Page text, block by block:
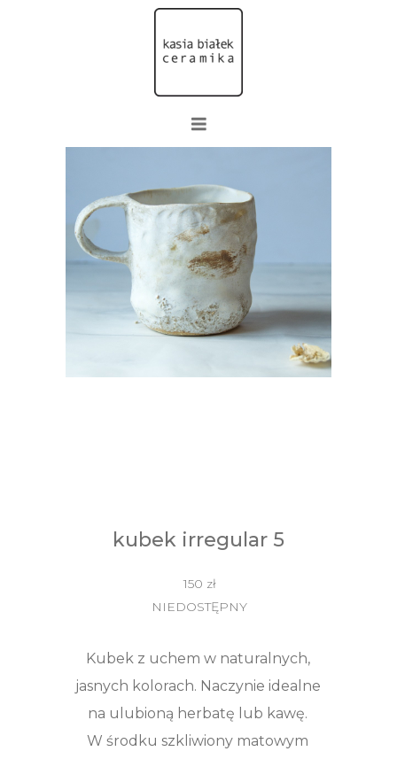
kubek irregular 5
150 zł
NIEDOSTĘPNY
Kubek z uchem w naturalnych,
jasnych kolorach. Naczynie idealne
na ulubioną herbatę lub kawę.
W środku szkliwiony matowym